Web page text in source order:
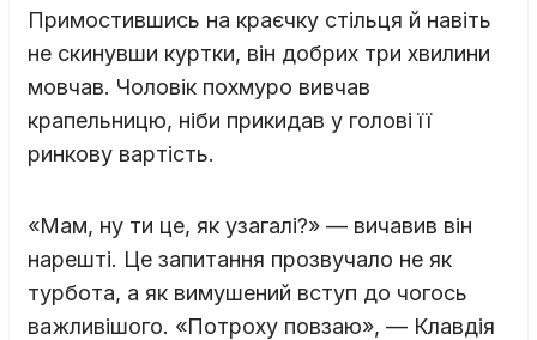
Примостившись на краєчку стільця й навіть
не скинувши куртки, він добрих три хвилини
мовчав. Чоловік похмуро вивчав
крапельницю, ніби прикидав у голові її
ринкову вартість.
«Мам, ну ти це, як узагалі?» — вичавив він
нарешті. Це запитання прозвучало не як
турбота, а як вимушений вступ до чогось
важливішого. «Потроху повзаю», — Клавдія